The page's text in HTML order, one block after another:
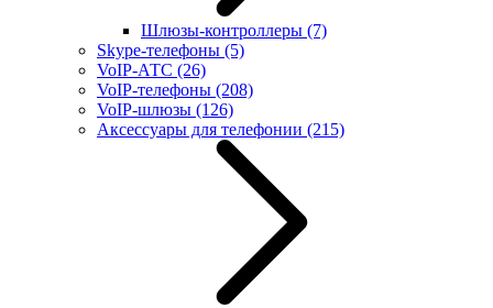
Шлюзы-контроллеры (7)
Skype-телефоны (5)
VoIP-АТС (26)
VoIP-телефоны (208)
VoIP-шлюзы (126)
Аксессуары для телефонии (215)